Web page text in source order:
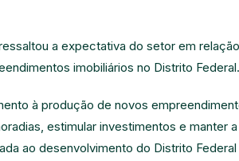
a expectativa do setor em
imobiliários no Distrito Federal.
à produção de novos
estimular investimentos e manter
ao desenvolvimento do Distrito